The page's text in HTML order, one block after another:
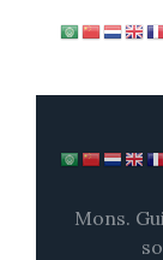
Mons.